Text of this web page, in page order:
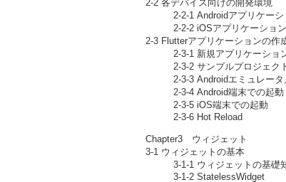
2-2 各デバイス向けの開発環境
2-2-1 Androidアプリケーシ
2-2-2 iOSアプリケーション
2-3 Flutterアプリケーションの作
2-3-1 新規アプリケーショ
2-3-2 サンプルプロジェク
2-3-3 Androidエミュレータ
2-3-4 Android端末での起動
2-3-5 iOS端末での起動
2-3-6 Hot Reload
Chapter3 ウィジェット
3-1 ウィジェットの基本
3-1-1 ウィジェットの基礎
3-1-2 StatelessWidget